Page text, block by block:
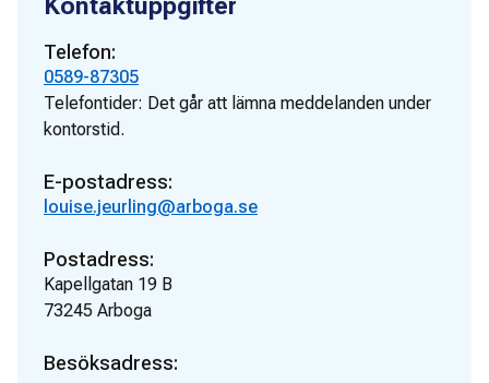
Kontaktuppgifter
Telefon:
0589-87305
Telefontider: Det går att lämna meddelanden under
kontorstid.
E-postadress:
louise.jeurling@arboga.se
Postadress:
Kapellgatan 19 B
73245 Arboga
Besöksadress: